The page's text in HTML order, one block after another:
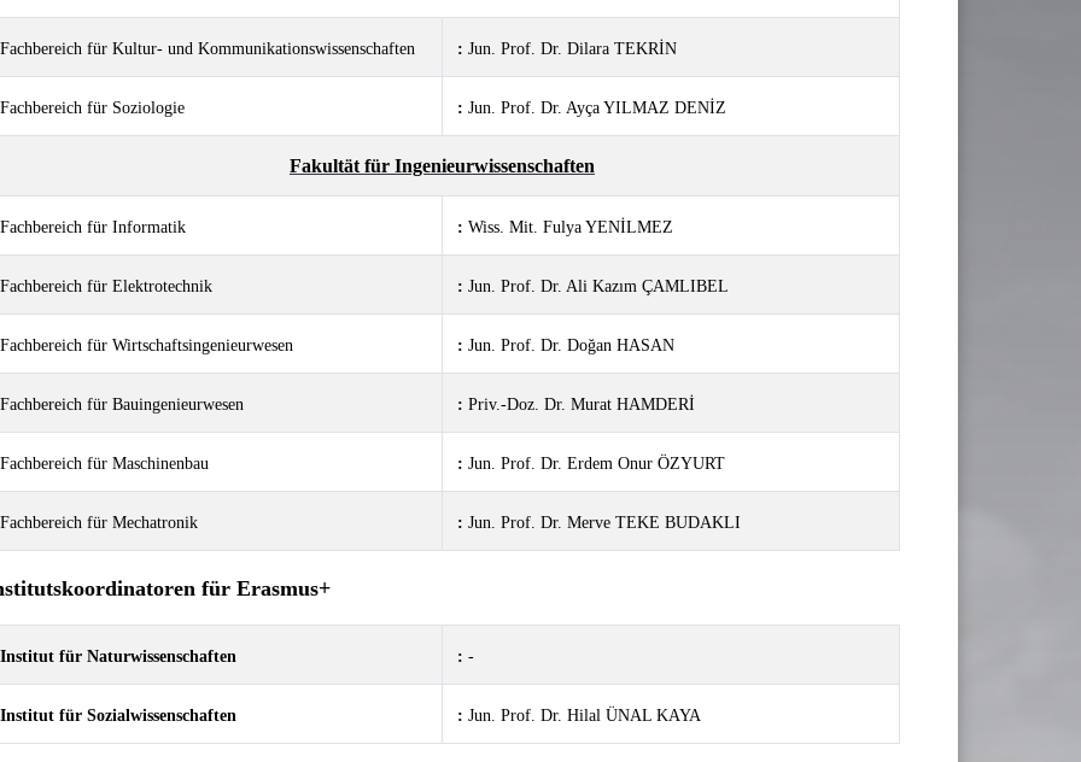
Fachbereich für Kultur- und Kommunikationswissenschaften : Jun. Prof. Dr. Dilara TEKRİN
Fachbereich für Soziologie : Jun. Prof. Dr. Ayça YILMAZ DENİZ
Fakultät für Ingenieurwissenschaften
Fachbereich für Informatik : Wiss. Mit. Fulya YENİLMEZ
Fachbereich für Elektrotechnik : Jun. Prof. Dr. Ali Kazım ÇAMLIBEL
Fachbereich für Wirtschaftsingenieurwesen : Jun. Prof. Dr. Doğan HASAN
Fachbereich für Bauingenieurwesen : Priv.-Doz. Dr. Murat HAMDERİ
Fachbereich für Maschinenbau : Jun. Prof. Dr. Erdem Onur ÖZYURT
Fachbereich für Mechatronik : Jun. Prof. Dr. Merve TEKE BUDAKLI
für Erasmus+
Institut für Naturwissenschaften : -
Institut für Sozialwissenschaften : Jun. Prof. Dr. Hilal ÜNAL KAYA